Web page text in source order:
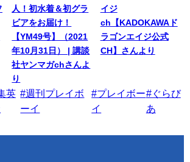
人！初水着＆初グラ
ビアをお届け！
【YM49号】（2021
年10月31日） | 講談
社ヤンマガchさんよ
り
イジ
ch【KADOKAWAド
ラゴンエイジ公式
CH】さんより
英 #週刊プレイボ
ーイ
#プレイボー
イ
#ぐらび
あ